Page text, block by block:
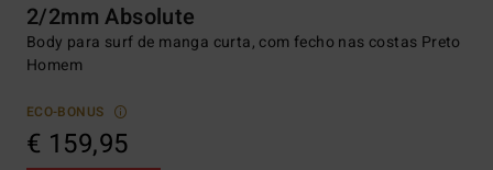
2/2mm Absolute
Body para surf de manga curta, com fecho nas costas Preto
Homem
ECO-BONUS
€ 159,95